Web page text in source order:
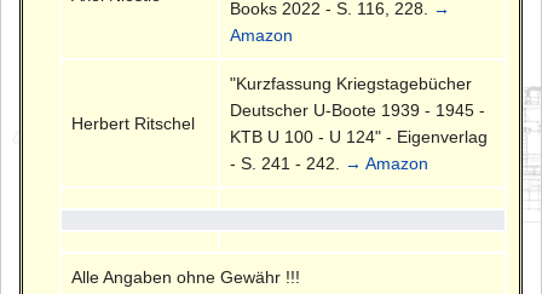
Books 2022 - S. 116, 228.
→
Amazon
Herbert Ritschel
"Kurzfassung Kriegstagebücher
Deutscher U-Boote 1939 - 1945 -
KTB U 100 - U 124" - Eigenverlag
- S. 241 - 242.
→ Amazon
Alle Angaben ohne Gewähr !!!